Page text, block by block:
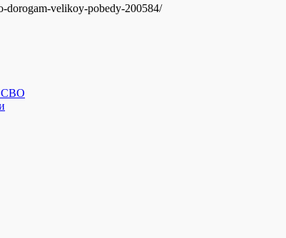
dorogam-velikoy-pobedy-200584/
СВО